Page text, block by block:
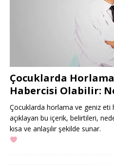
Çocuklarda
Habercisi Olabilir:
Çocuklarda horlama ve geniz eti
açıklayan bu içerik, belirtileri,
kısa ve anlaşılır şekilde sunar.